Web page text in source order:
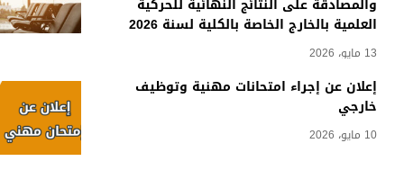
والمصادقة على النتائج النهائية للحركية
العلمية بالخارج الخاصة بالكلية لسنة 2026
13 مايو، 2026
إعلان عن إجراء امتحانات مهنية وتوظيف
خارجي
10 مايو، 2026